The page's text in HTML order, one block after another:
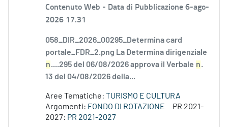
Contenuto Web - Data di Pubblicazione 6-ago-
2026 17.31
058_DIR_2026_00295_Determina card
portale_FDR_2.png La Determina dirigenziale
n....295 del 06/08/2026 approva il Verbale n.
13 del 04/08/2026 della...
Aree Tematiche: TURISMO E CULTURA
Argomenti: FONDO DI ROTAZIONE
PR 2021-
2027: PR 2021-2027